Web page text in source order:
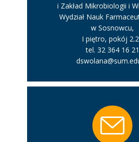
i Zakład Mikrobiologii i
Wydział Nauk
w Sosnowcu,
I piętro, pokój
tel. 32 364 16 21